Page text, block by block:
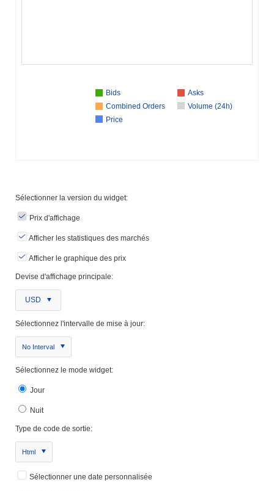
Bids
Asks
Combined Orders
Volume (24h)
Price
Sélectionner la version du widget:
Prix ​​d'affichage
Afficher les statistiques des marchés
Afficher le graphique des prix
Devise d'affichage principale:
USD
Sélectionnez l'intervalle de mise à jour:
No Interval
Sélectionnez le mode widget:
Jour
Nuit
Type de code de sortie:
Html
Sélectionner une date personnalisée